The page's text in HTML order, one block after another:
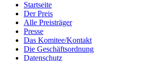
Startseite
Der Preis
Alle Preisträger
Presse
Das Komitee/Kontakt
Die Geschäftsordnung
Datenschutz